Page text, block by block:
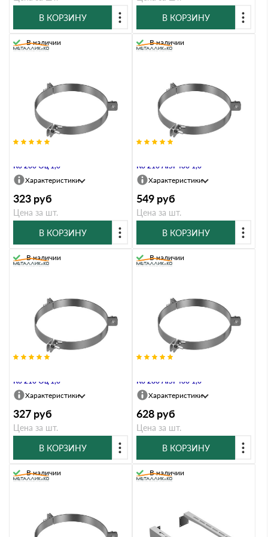
В КОРЗИНУ
В КОРЗИНУ
Ко 200 Оц 1,0
В наличии
Характеристики
323 руб
Цена за шт.
В КОРЗИНУ
Ко 210 AISI 430 1,0
В наличии
Характеристики
549 руб
Цена за шт.
В КОРЗИНУ
Ко 210 Оц 1,0
В наличии
Характеристики
327 руб
Цена за шт.
В КОРЗИНУ
Ко 280 AISI 430 1,0
В наличии
Характеристики
628 руб
Цена за шт.
В КОРЗИНУ
В наличии В наличии